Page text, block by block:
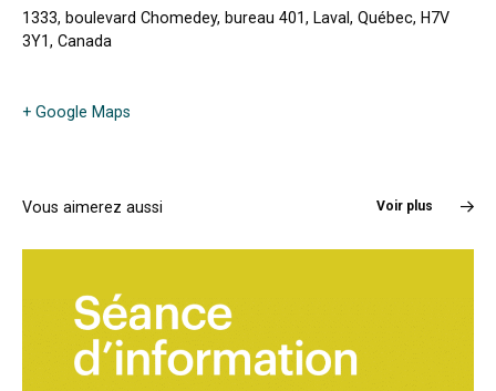
1333, boulevard Chomedey, bureau 401, Laval, Québec, H7V
3Y1, Canada
+ Google Maps
Vous aimerez aussi Voir plus